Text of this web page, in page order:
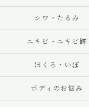
シワ・たるみ
ニキビ・ニキビ跡
ほくろ・いぼ
ボディのお悩み